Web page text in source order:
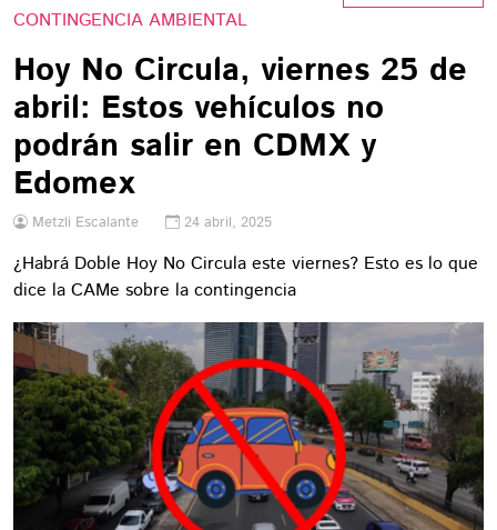
CONTINGENCIA AMBIENTAL
Hoy No Circula, viernes 25 de
abril: Estos vehículos no
podrán salir en CDMX y
Edomex
Metzli Escalante 24 abril, 2025
¿Habrá Doble Hoy No Circula este viernes? Esto es lo que
dice la CAMe sobre la contingencia